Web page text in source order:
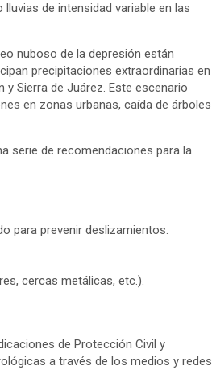
de intensidad variable en las
nuboso de la depresión están
precipitaciones extraordinarias en
y Sierra de Juárez. Este escenario
en zonas urbanas, caída de árboles
serie de recomendaciones para la
para prevenir deslizamientos.
cercas metálicas, etc.).
de Protección Civil y
a través de los medios y redes